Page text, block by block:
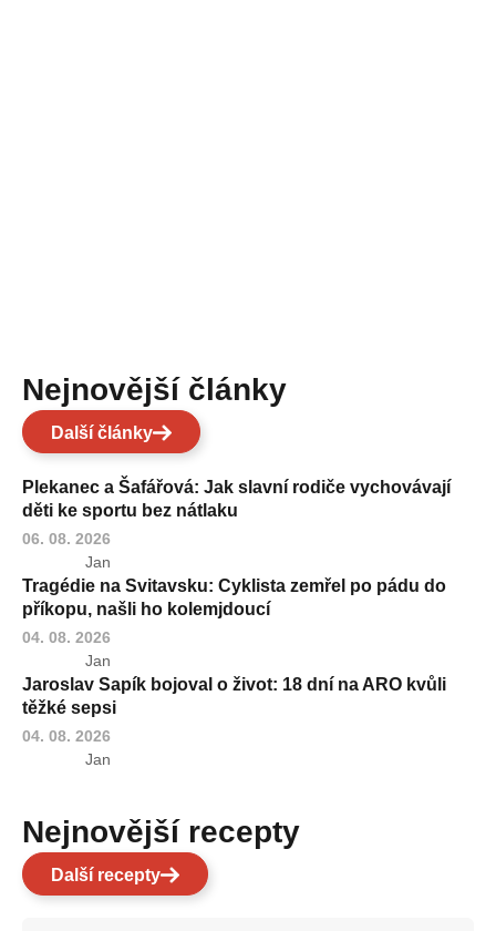
Nejnovější články
Další články
Plekanec a Šafářová: Jak slavní rodiče vychovávají
děti ke sportu bez nátlaku
06. 08. 2026
Jan
Tragédie na Svitavsku: Cyklista zemřel po pádu do
příkopu, našli ho kolemjdoucí
04. 08. 2026
Jan
Jaroslav Sapík bojoval o život: 18 dní na ARO kvůli
těžké sepsi
04. 08. 2026
Jan
Nejnovější recepty
Další recepty